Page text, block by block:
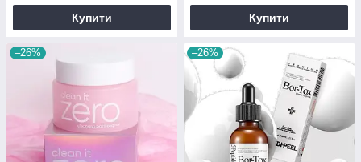
Купити Купити
–26% –26%